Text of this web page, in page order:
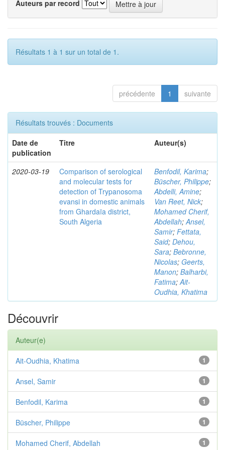
Auteurs par record
Résultats 1 à 1 sur un total de 1.
précédente 1 suivante
Résultats trouvés : Documents
Date de
publication
Titre Auteur(s)
2020-03-19
Comparison of serological
and molecular tests for
detection of Trypanosoma
evansi in domestic animals
from Ghardaïa district,
South Algeria
Benfodil, Karima;
Büscher, Philippe;
Abdelli, Amine;
Van Reet, Nick;
Mohamed Cherif,
Abdellah;Ansel,
Samir; Fettata,
Said; Dehou,
Sara; Bebronne,
Nicolas; Geerts,
Manon; Balharbi,
Fatima;Ait-
Oudhia, Khatima
Découvrir
Auteur(e)
1
Ait-Oudhia, Khatima
1
Ansel, Samir
1
Benfodil, Karima
1
Büscher, Philippe
1
Mohamed Cherif, Abdellah